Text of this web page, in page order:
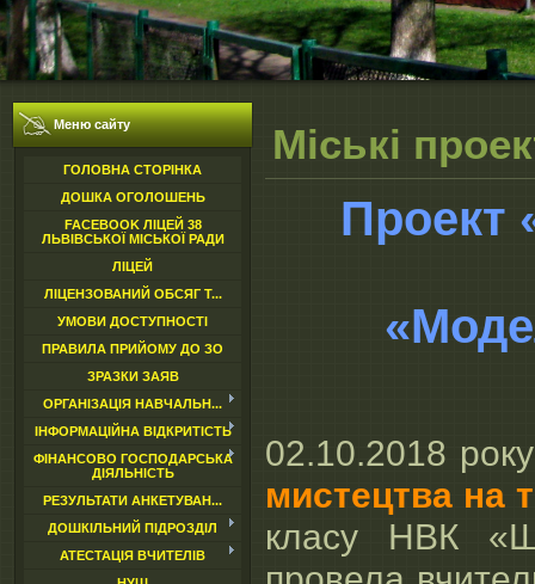
Меню сайту
ГОЛОВНА СТОРІНКА
ДОШКА ОГОЛОШЕНЬ
FACEBOOK ЛІЦЕЙ 38
ЛЬВІВСЬКОЇ МІСЬКОЇ РАДИ
ЛІЦЕЙ
ЛІЦЕНЗОВАНИЙ ОБСЯГ Т...
УМОВИ ДОСТУПНОСТІ
ПРАВИЛА ПРИЙОМУ ДО ЗО
ЗРАЗКИ ЗАЯВ
ОРГАНІЗАЦІЯ НАВЧАЛЬН...
ІНФОРМАЦІЙНА ВІДКРИТІСТЬ
ФІНАНСОВО ГОСПОДАРСЬКА
ДІЯЛЬНІСТЬ
РЕЗУЛЬТАТИ АНКЕТУВАН...
ДОШКІЛЬНИЙ ПІДРОЗДІЛ
АТЕСТАЦІЯ ВЧИТЕЛІВ
Міські
Проект
02.10.2018
мистецтва на
класу НВК